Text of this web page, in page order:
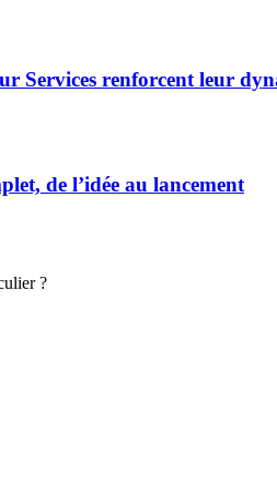
Services renforcent leur
de l’idée au lancement
?